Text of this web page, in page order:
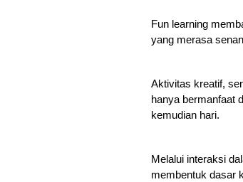
Fun learning
yang merasa
Aktivitas kreatif,
hanya bermanfaat
kemudian hari.
Melalui interaksi
membentuk dasar